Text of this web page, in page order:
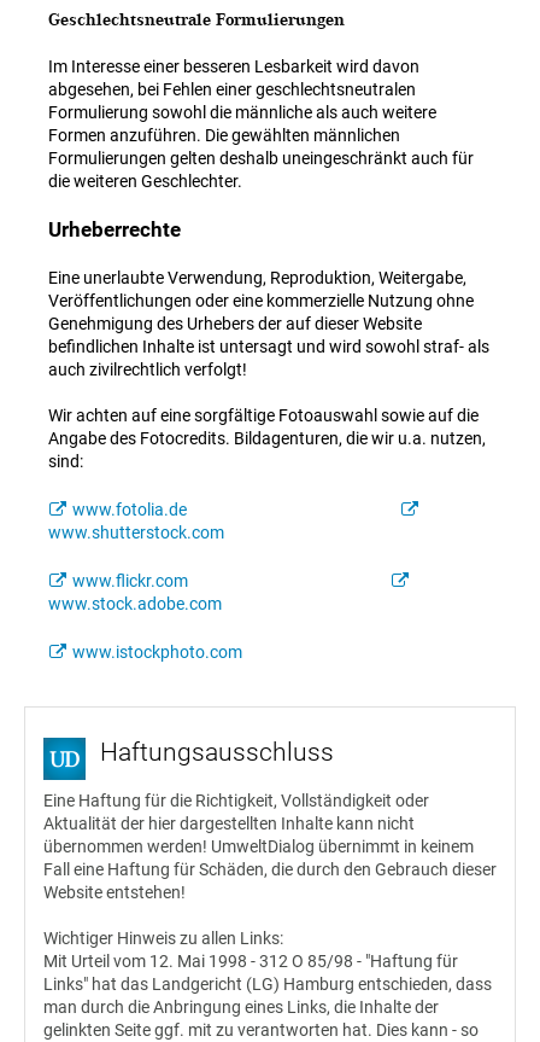
Geschlechtsneutrale Formulierungen
Im Interesse einer besseren Lesbarkeit wird davon
abgesehen, bei Fehlen einer geschlechtsneutralen
Formulierung sowohl die männliche als auch weitere
Formen anzuführen. Die gewählten männlichen
Formulierungen gelten deshalb uneingeschränkt auch für
die weiteren Geschlechter.
Urheberrechte
Eine unerlaubte Verwendung, Reproduktion, Weitergabe,
Veröffentlichungen oder eine kommerzielle Nutzung ohne
Genehmigung des Urhebers der auf dieser Website
befindlichen Inhalte ist untersagt und wird sowohl straf- als
auch zivilrechtlich verfolgt!
Wir achten auf eine sorgfältige Fotoauswahl sowie auf die
Angabe des Fotocredits. Bildagenturen, die wir u.a. nutzen,
sind:
www.fotolia.de
www.shutterstock.com
www.flickr.com
www.stock.adobe.com
www.istockphoto.com
Haftungsausschluss
Eine Haftung für die Richtigkeit, Vollständigkeit oder
Aktualität der hier dargestellten Inhalte kann nicht
übernommen werden! UmweltDialog übernimmt in keinem
Fall eine Haftung für Schäden, die durch den Gebrauch dieser
Website entstehen!
Wichtiger Hinweis zu allen Links:
Mit Urteil vom 12. Mai 1998 - 312 O 85/98 - "Haftung für
Links" hat das Landgericht (LG) Hamburg entschieden, dass
man durch die Anbringung eines Links, die Inhalte der
gelinkten Seite ggf. mit zu verantworten hat. Dies kann - so